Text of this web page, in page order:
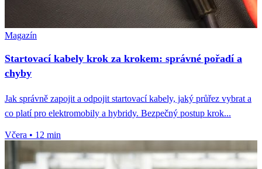
Magazín
Startovací kabely krok za krokem: správné pořadí a
chyby
Jak správně zapojit a odpojit startovací kabely, jaký průřez vybrat a
co platí pro elektromobily a hybridy. Bezpečný postup krok...
Včera • 12 min